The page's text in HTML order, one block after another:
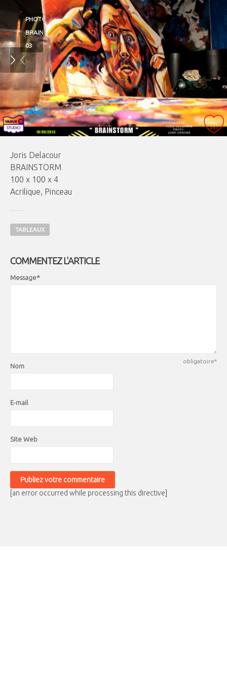
PHOTO
BRAINSTORM
03
Joris Delacour
BRAINSTORM
100 x 100 x 4
Acrilique, Pinceau
TABLEAUX
COMMENTEZ L'ARTICLE
Message*
obligatoire*
Nom
E-mail
Site Web
[an error occurred while processing this directive]